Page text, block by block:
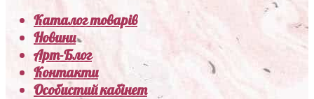
Каталог товарів
Новини
Арт-Блог
Контакти
Особистий кабінет